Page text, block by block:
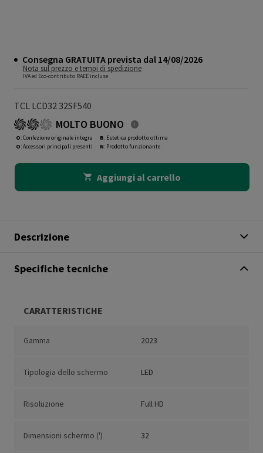
Consegna GRATUITA prevista dal 14/08/2026
Nota sul prezzo e tempi di spedizione
IVA ed Eco-contributo RAEE incluse
TCL LCD32 32SF540
MOLTO BUONO
O: Confezione originale integra
O: Accessori principali presenti
B: Estetica prodotto ottima
N: Prodotto funzionante
Aggiungi al carrello
Descrizione
Specifiche tecniche
CARATTERISTICHE
Gamma 2023
Tipologia dello schermo LED
Risoluzione Full HD
Dimensioni schermo (') 32